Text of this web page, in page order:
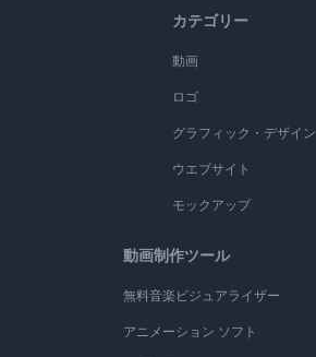
カテゴリー
動画
ロゴ
グラフィック・デザイン
ウエブサイト
モックアップ
動画制作ツール
無料音楽ビジュアライザー
アニメーション ソフト